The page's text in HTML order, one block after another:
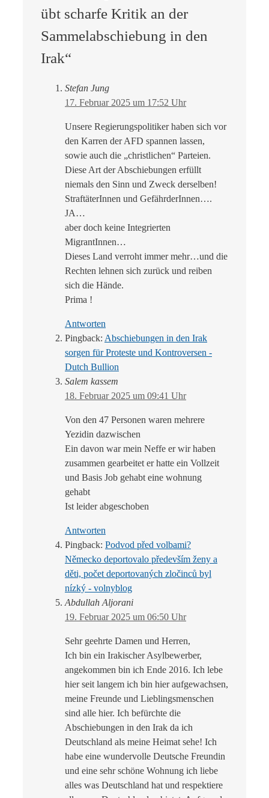
übt scharfe Kritik an der
Sammelabschiebung in den
Irak“
Stefan Jung
17. Februar 2025 um 17:52 Uhr
Unsere Regierungspolitiker haben sich vor
den Karren der AFD spannen lassen,
sowie auch die „christlichen“ Parteien.
Diese Art der Abschiebungen erfüllt
niemals den Sinn und Zweck derselben!
StraftäterInnen und GefährderInnen….
JA…
aber doch keine Integrierten
MigrantInnen…
Dieses Land verroht immer mehr…und die
Rechten lehnen sich zurück und reiben
sich die Hände.
Prima !
Antworten
Pingback: Abschiebungen in den Irak
sorgen für Proteste und Kontroversen -
Dutch Bullion
Salem kassem
18. Februar 2025 um 09:41 Uhr
Von den 47 Personen waren mehrere
Yezidin dazwischen
Ein davon war mein Neffe er wir haben
zusammen gearbeitet er hatte ein Vollzeit
und Basis Job gehabt eine wohnung
gehabt
Ist leider abgeschoben
Antworten
Pingback: Podvod před volbami?
Německo deportovalo především ženy a
děti, počet deportovaných zločinců byl
nízký - volnyblog
Abdullah Aljorani
19. Februar 2025 um 06:50 Uhr
Sehr geehrte Damen und Herren,
Ich bin ein Irakischer Asylbewerber,
angekommen bin ich Ende 2016. Ich lebe
hier seit langem ich bin hier aufgewachsen,
meine Freunde und Lieblingsmenschen
sind alle hier. Ich befürchte die
Abschiebungen in den Irak da ich
Deutschland als meine Heimat sehe! Ich
habe eine wundervolle Deutsche Freundin
und eine sehr schöne Wohnung ich liebe
alles was Deutschland hat und respektiere